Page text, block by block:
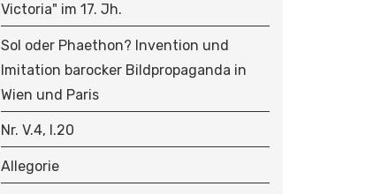
Victoria" im 17. Jh.
Sol oder Phaethon? Invention und
Imitation barocker Bildpropaganda in
Wien und Paris
Nr. V.4, I.20
Allegorie